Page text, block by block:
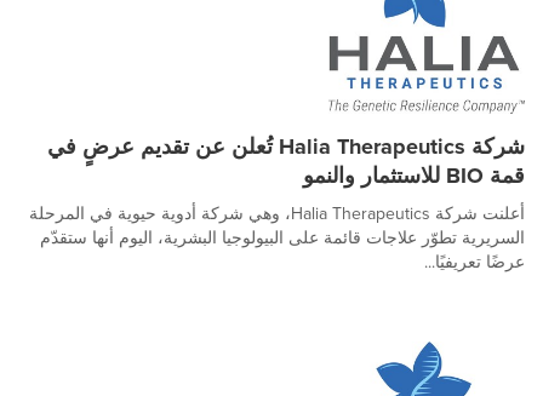
شركة Halia Therapeutics تُعلن عن تقديم عرضٍ في
قمة BIO للاستثمار والنمو
أعلنت شركة Halia Therapeutics، وهي شركة أدوية حيوية في المرحلة
السريرية تطوّر علاجات قائمة على البيولوجيا البشرية، اليوم أنها ستقدّم
عرضًا تعريفيًا...